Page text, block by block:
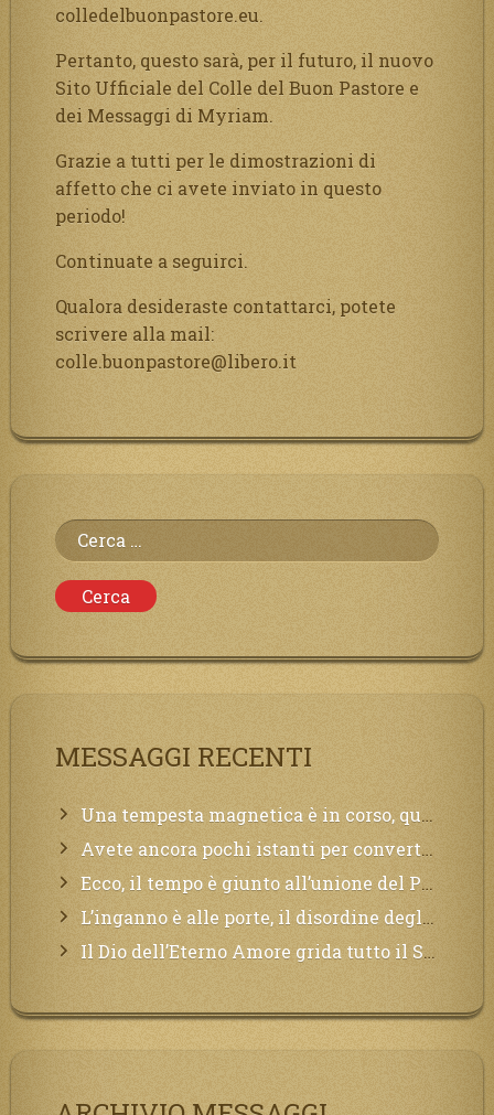
colledelbuonpastore.eu.
Pertanto, questo sarà, per il futuro, il nuovo
Sito Ufficiale del Colle del Buon Pastore e
dei Messaggi di Myriam.
Grazie a tutti per le dimostrazioni di
affetto che ci avete inviato in questo
periodo!
Continuate a seguirci.
Qualora desideraste contattarci, potete
scrivere alla mail:
colle.buonpastore@libero.it
Ricerca
per:
MESSAGGI RECENTI
Una tempesta magnetica è in corso, questa generazione patirà. Il black out non tarderà ad arrivare e tutta la Terra sarà oscurata.
Avete ancora pochi istanti per convertirvi, non perdete tempo, la sciagura arriverà all’improvviso e per chi non si sarà preparato saranno dolori.
Ecco, il tempo è giunto all’unione del Padre con il figlio, non avete che da attendere pochissimo.
L’inganno è alle porte, il disordine degli ordinati urlerà perdono, ma sarà troppo tardi, il tradimento è stato grande!
Il Dio dell’Eterno Amore grida tutto il Suo bene per i Suoi,richiama a Sé i lontani, affinché si pentano e tornino a Lui: